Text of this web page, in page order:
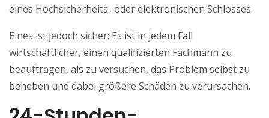
eines Hochsicherheits- oder elektronischen Schlosses.
Eines ist jedoch sicher: Es ist in jedem Fall
wirtschaftlicher, einen qualifizierten Fachmann zu
beauftragen, als zu versuchen, das Problem selbst zu
beheben und dabei größere Schäden zu verursachen.